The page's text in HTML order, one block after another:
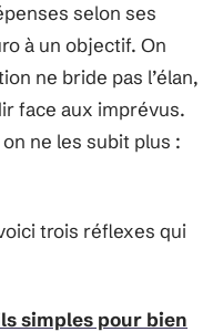
selon ses
à un objectif. On
ne bride pas l’élan,
face aux imprévus.
ne les subit plus :
trois réflexes qui
simples pour bien